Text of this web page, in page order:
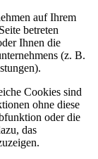
auf Ihrem
betreten
Ihnen die
(z. B.
Cookies sind
ohne diese
oder die
das